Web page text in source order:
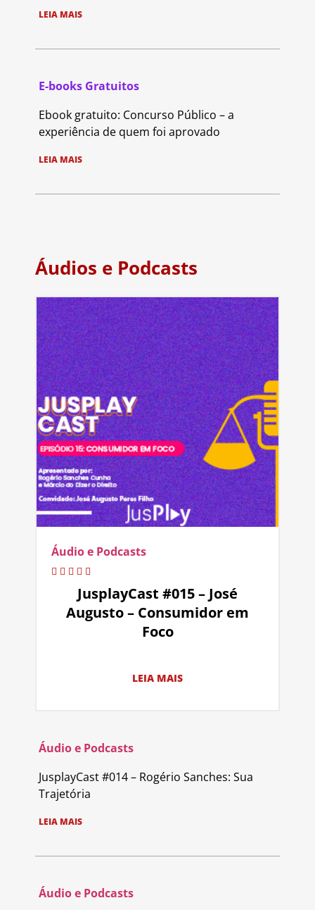
LEIA MAIS
E-books Gratuitos
Ebook gratuito: Concurso Público – a
experiência de quem foi aprovado
LEIA MAIS
Áudios e Podcasts
Áudio e Podcasts
JusplayCast #015 – José
Augusto – Consumidor em
Foco
LEIA MAIS
Áudio e Podcasts
JusplayCast #014 – Rogério Sanches: Sua
Trajetória
LEIA MAIS
Áudio e Podcasts